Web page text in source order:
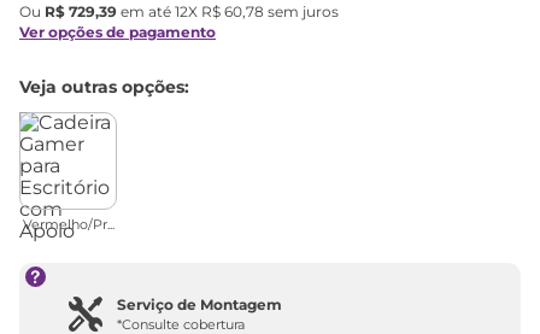
Ou R$ 729,39 em até 12X R$ 60,78 sem juros
Ver opções de pagamento
Veja outras opções:
Vermelho/Pr...
Serviço de Montagem
*Consulte cobertura